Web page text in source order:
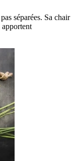
séparées. Sa chair